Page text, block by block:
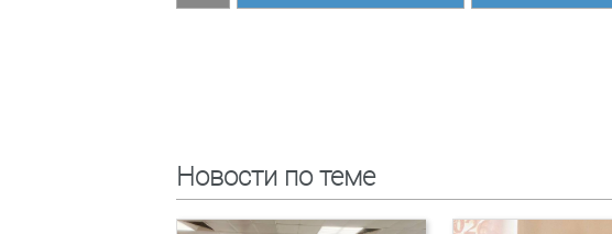
Новости по теме